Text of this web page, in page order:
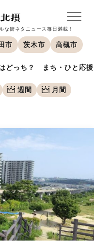
な街ネタニュース毎日満載！
市 茨木市 高槻市
どっち？ まち・ひと応援
週間 月間